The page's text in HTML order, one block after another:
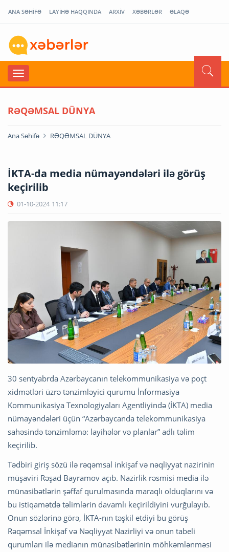
ANA SƏHİFƏ LAYİHƏ HAQQINDA ARXİV XƏBƏRLƏR ƏLAQƏ
RƏQƏMSAL DÜNYA
Ana Səhifə RƏQƏMSAL DÜNYA
İKTA-da media nümayəndələri ilə görüş
keçirilib
01-10-2024 11:17
30 sentyabrda Azərbaycanın telekommunikasiya və poçt
xidmətləri üzrə tənzimləyici qurumu İnformasiya
Kommunikasiya Texnologiyaları Agentliyində (İKTA) media
nümayəndələri üçün “Azərbaycanda telekommunikasiya
sahəsində tənzimləmə: layihələr və planlar” adlı təlim
keçirilib.
Tədbiri giriş sözü ilə rəqəmsal inkişaf və nəqliyyat nazirinin
müşaviri Rəşad Bayramov açıb. Nazirlik rəsmisi media ilə
münasibətlərin şəffaf qurulmasında maraqlı olduqlarını və
bu istiqamətdə təlimlərin davamlı keçirildiyini vurğulayıb.
Onun sözlərinə görə, İKTA-nın təşkil etdiyi bu görüş
Rəqəmsal İnkişaf və Nəqliyyat Nazirliyi və onun tabeli
qurumları ilə medianın münasibətlərinin möhkəmlənməsi